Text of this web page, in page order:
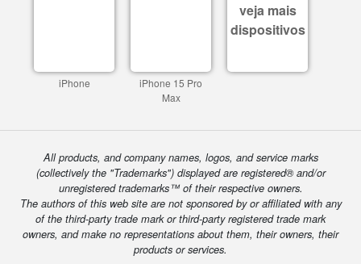
iPhone
iPhone 15 Pro
Max
veja mais
dispositivos
All products, and company names, logos, and service marks
(collectively the "Trademarks") displayed are registered® and/or
unregistered trademarks™ of their respective owners.
The authors of this web site are not sponsored by or affiliated with any
of the third-party trade mark or third-party registered trade mark
owners, and make no representations about them, their owners, their
products or services.